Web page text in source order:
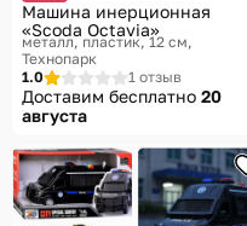
Машина инерционная
«Scoda Octavia»
металл, пластик, 12 см
Технопарк
1.0
1 отзыв
Доставим бесплатно 20
августа